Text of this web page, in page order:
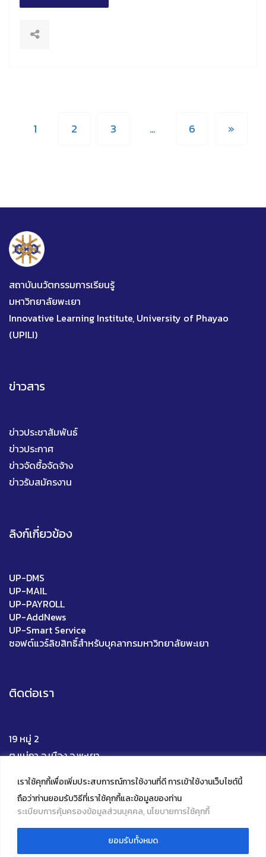
เราใช้คุกกี้เพื่อเพิ่มประสบการณ์การใช้งานที่ดี การเข้าใช้งานเว็บไซต์นี้
ถือว่าท่านยอมรับวิธีที่เราใช้คุกกี้และข้อมูลของท่าน
ระเบียบการคุ้มครองข้อมูลส่วนบุคคล, นโยบายการใช้คุกกี้
ยอมรับทั้งหมด
1 2 3 … 6 »
สถาบันนวัตกรรมการเรียนรู้
มหาวิทยาลัยพะเยา
Innovative Learning Institute, University of Phayao
(UPILI)
ข่าวสาร
ข่าวประชาสัมพันธ์
ข่าวประกาศ
ข่าวจัดซื้อจัดจ้าง
ข่าวรับสมัครงาน
ลิงก์เกี่ยวข้อง
UP-DMS
UP-MAIL
UP-PAYROLL
UP-AddNews
UP-Smart Service
ซอฟต์แวร์ลิขสิทธิ์สำหรับบุคลากรมหาวิทยาลัยพะเยา
ติดต่อเรา
19 หมู่ 2
ต.แม่กา อ.เมือง จ.พะเยา
โทร 0 5446 6705
Mail : upili@up.ac.th
Facebook
YouTube
Instagram
TikTok